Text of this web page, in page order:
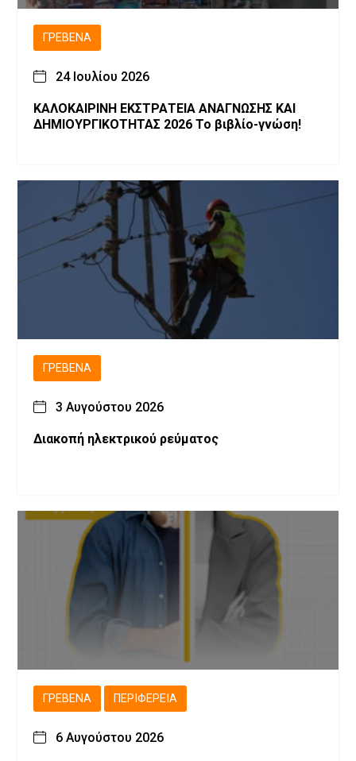
ΓΡΕΒΕΝΆ
24 Ιουλίου 2026
ΚΑΛΟΚΑΙΡΙΝΗ ΕΚΣΤΡΑΤΕΙΑ ΑΝΑΓΝΩΣΗΣ ΚΑΙ
ΔΗΜΙΟΥΡΓΙΚΟΤΗΤΑΣ 2026 Το βιβλίο-γνώση!
ΓΡΕΒΕΝΆ
3 Αυγούστου 2026
Διακοπή ηλεκτρικού ρεύματος
ΓΡΕΒΕΝΆ ΠΕΡΙΦΈΡΕΙΑ
6 Αυγούστου 2026